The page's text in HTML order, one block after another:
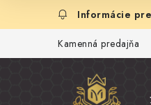
Kamenná predajňa